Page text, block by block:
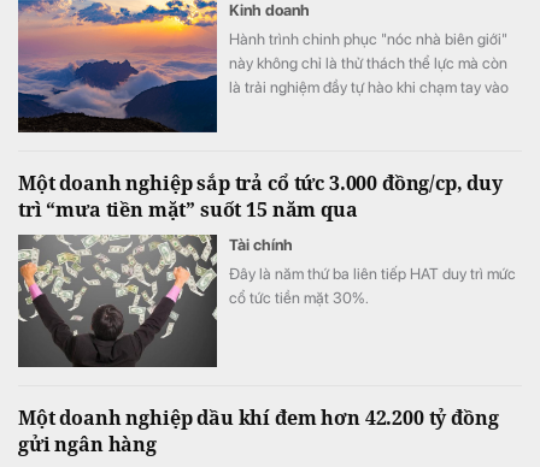
Kinh doanh
Hành trình chinh phục "nóc nhà biên giới"
này không chỉ là thử thách thể lực mà còn
là trải nghiệm đầy tự hào khi chạm tay vào
Một doanh nghiệp sắp trả cổ tức 3.000 đồng/cp, duy
trì “mưa tiền mặt” suốt 15 năm qua
Tài chính
Đây là năm thứ ba liên tiếp HAT duy trì mức
cổ tức tiền mặt 30%.
Một doanh nghiệp dầu khí đem hơn 42.200 tỷ đồng
gửi ngân hàng